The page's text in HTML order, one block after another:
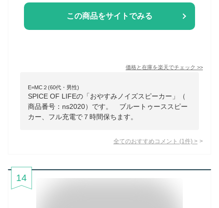
この商品をサイトでみる
価格と在庫を楽天でチェック >>
E=MC２(60代・男性)
SPICE OF LIFEの「おやすみノイズスピーカー」（
商品番号：ns2020）です。 ブルートゥーススピー
カー、フル充電で７時間保ちます。
全てのおすすめコメント (1 件) >
14